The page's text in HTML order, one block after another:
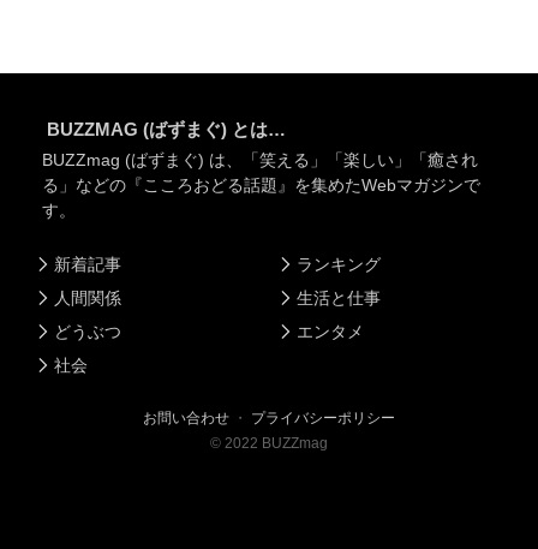
BUZZMAG (ばずまぐ) とは…
BUZZmag (ばずまぐ) は、「笑える」「楽しい」「癒され
る」などの『こころおどる話題』を集めたWebマガジンで
す。
新着記事
人間関係
どうぶつ
社会
ランキング
生活と仕事
エンタメ
お問い合わせ ・ プライバシーポリシー
© 2022 BUZZmag